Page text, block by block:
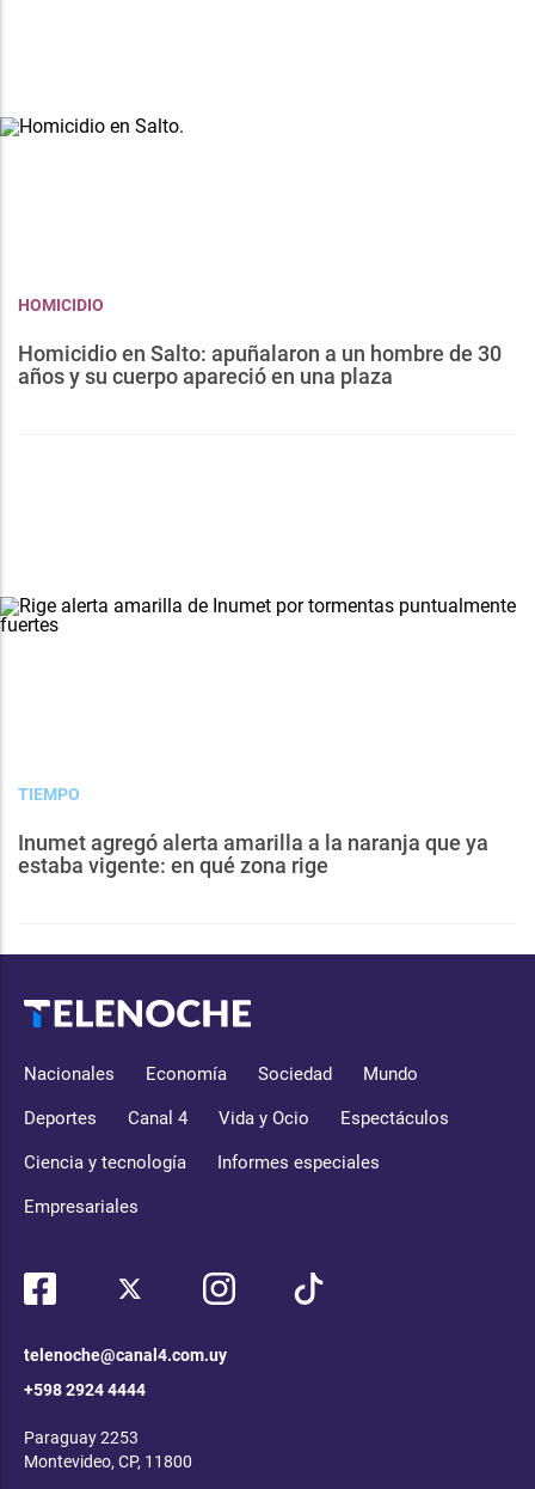
HOMICIDIO
Homicidio en Salto: apuñalaron a un hombre de 30
años y su cuerpo apareció en una plaza
TIEMPO
Inumet agregó alerta amarilla a la naranja que ya
estaba vigente: en qué zona rige
Nacionales Economía Sociedad Mundo
Deportes Canal 4 Vida y Ocio Espectáculos
Ciencia y tecnología Informes especiales
Empresariales
telenoche@canal4.com.uy
+598 2924 4444
Paraguay 2253
Montevideo, CP, 11800